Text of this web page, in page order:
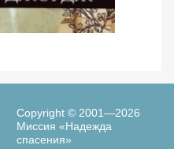
Copyright © 2001—2026
Миссия «Надежда
спасения»